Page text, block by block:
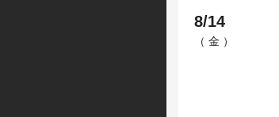
8/14
（ 金 ）